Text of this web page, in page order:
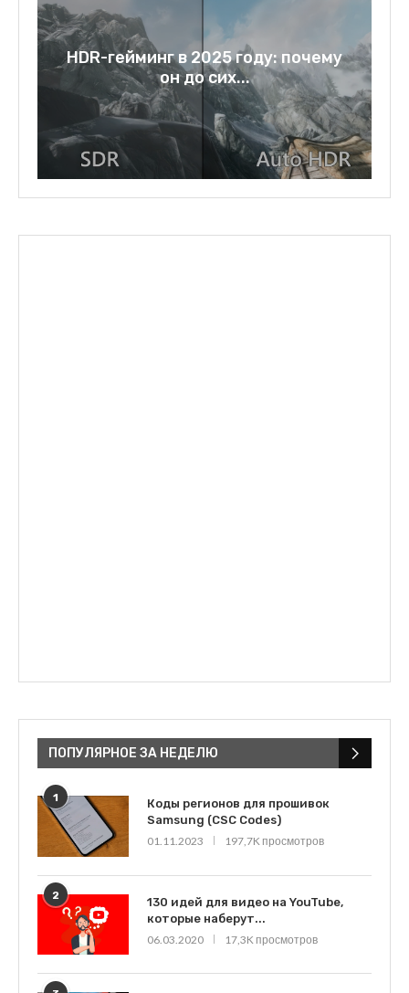
HDR-гейминг в 2025 году: почему
он до сих...
ПОПУЛЯРНОЕ ЗА НЕДЕЛЮ
1
Коды регионов для прошивок
Samsung (CSC Codes)
01.11.2023
197,7K просмотров
2
130 идей для видео на YouTube,
которые наберут...
06.03.2020
17,3K просмотров